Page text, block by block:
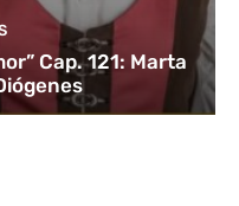
Cap. 121: Marta